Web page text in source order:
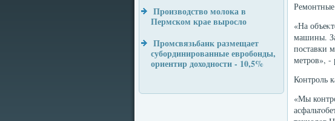
Производство молока в
Пермском крае выросло
Промсвязьбанк размещает
субординированные евробонды,
ориентир доходности - 10,5%
«На
машины.
поставки
метров», -
Контроль
«Мы